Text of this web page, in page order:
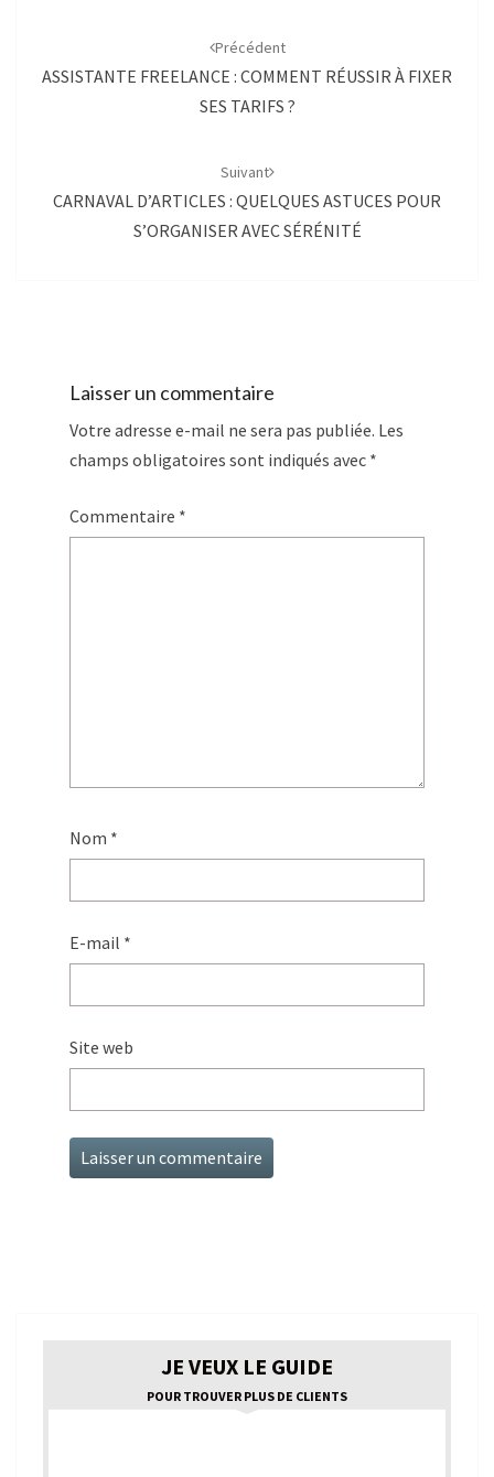
Précédent
ASSISTANTE FREELANCE : COMMENT RÉUSSIR À FIXER
SES TARIFS ?
Suivant
CARNAVAL D’ARTICLES : QUELQUES ASTUCES POUR
S’ORGANISER AVEC SÉRÉNITÉ
Laisser un commentaire
Votre adresse e-mail ne sera pas publiée. Les
champs obligatoires sont indiqués avec *
Commentaire *
Nom *
E-mail *
Site web
JE VEUX LE GUIDE
POUR TROUVER PLUS DE CLIENTS